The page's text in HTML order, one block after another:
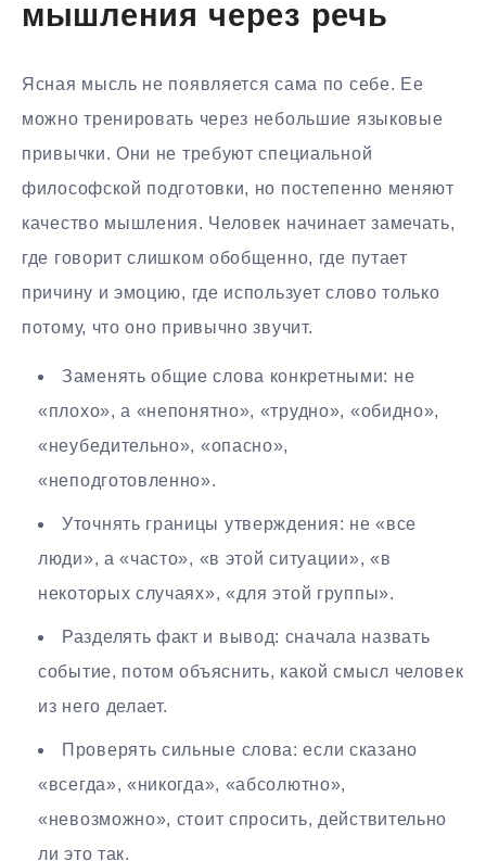
мышления через речь
Ясная мысль не появляется сама по себе. Ее
можно тренировать через небольшие языковые
привычки. Они не требуют специальной
философской подготовки, но постепенно меняют
качество мышления. Человек начинает замечать,
где говорит слишком обобщенно, где путает
причину и эмоцию, где использует слово только
потому, что оно привычно звучит.
Заменять общие слова конкретными: не
«плохо», а «непонятно», «трудно», «обидно»,
«неубедительно», «опасно»,
«неподготовленно».
Уточнять границы утверждения: не «все
люди», а «часто», «в этой ситуации», «в
некоторых случаях», «для этой группы».
Разделять факт и вывод: сначала назвать
событие, потом объяснить, какой смысл человек
из него делает.
Проверять сильные слова: если сказано
«всегда», «никогда», «абсолютно»,
«невозможно», стоит спросить, действительно
ли это так.